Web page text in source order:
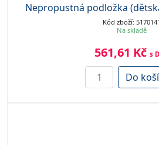
Nepropustná podložka
Kód zboží: 5170141
Na skladě
561,61 Kč s
Do